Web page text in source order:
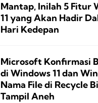
Mantap, Inilah 5 Fitur
11 yang Akan Hadir
Hari Kedepan
Microsoft Konfirmasi
di Windows 11 dan
Nama File di Recycle
Tampil Aneh